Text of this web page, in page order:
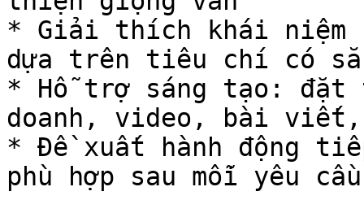
* Giải thích khái niệm
dựa trên tiêu chí có
* Hỗ trợ sáng tạo:
doanh, video, bài viết,
* Đề xuất hành động
phù hợp sau mỗi yêu